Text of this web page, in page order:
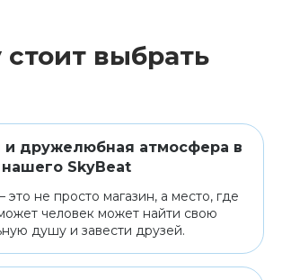
выбрать
и дружелюбная атмосфера в
нашего SkyBeat
это не просто магазин, а место, где
человек может найти свою
душу и завести друзей.